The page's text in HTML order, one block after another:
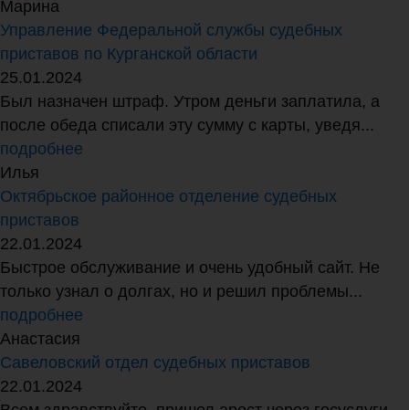
Марина
Управление Федеральной службы судебных
приставов по Курганской области
25.01.2024
Был назначен штраф. Утром деньги заплатила, а
после обеда списали эту сумму с карты, уведя...
подробнее
Илья
Октябрьское районное отделение судебных
приставов
22.01.2024
Быстрое обслуживание и очень удобный сайт. Не
только узнал о долгах, но и решил проблемы...
подробнее
Анастасия
Савеловский отдел судебных приставов
22.01.2024